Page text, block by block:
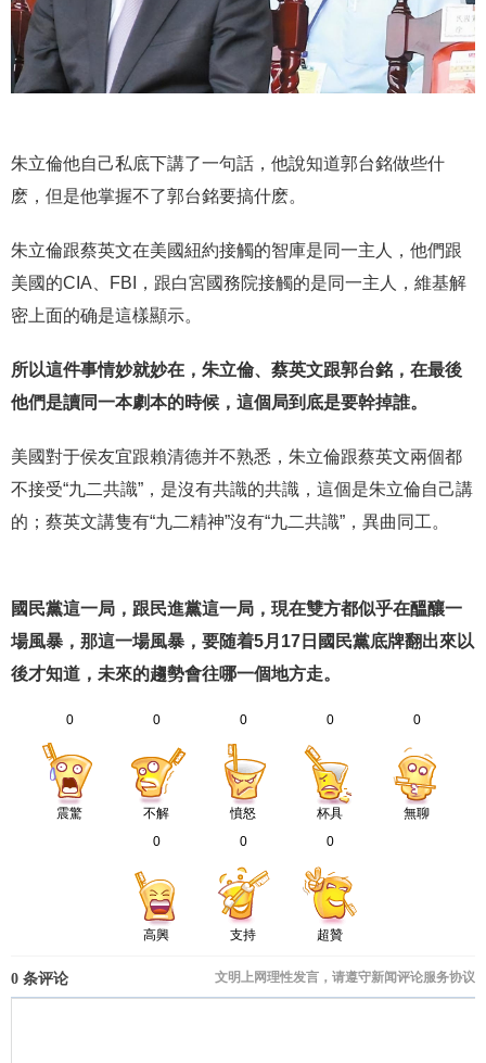
朱立倫他自己私底下講了一句話，他說知道郭台銘做些什
麽，但是他掌握不了郭台銘要搞什麽。
朱立倫跟蔡英文在美國紐約接觸的智庫是同一主人，他們跟
美國的CIA、FBI，跟白宮國務院接觸的是同一主人，維基解
密上面的确是這樣顯示。
所以這件事情妙就妙在，朱立倫、蔡英文跟郭台銘，在最後
他們是讀同一本劇本的時候，這個局到底是要幹掉誰。
美國對于侯友宜跟賴清德并不熟悉，朱立倫跟蔡英文兩個都
不接受“九二共識”，是沒有共識的共識，這個是朱立倫自己講
的；蔡英文講隻有“九二精神”沒有“九二共識”，異曲同工。
國民黨這一局，跟民進黨這一局，現在雙方都似乎在醞釀一
場風暴，那這一場風暴，要随着5月17日國民黨底牌翻出來以
後才知道，未來的趨勢會往哪一個地方走。
0
震驚
0
不解
0
憤怒
0
杯具
0
無聊
0
高興
0
支持
0
超贊